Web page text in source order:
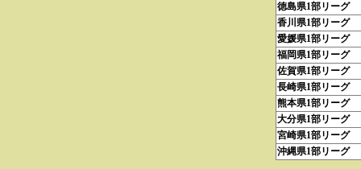
徳島県1部リーグ
香川県1部リーグ
愛媛県1部リーグ
福岡県1部リーグ
佐賀県1部リーグ
長崎県1部リーグ
熊本県1部リーグ
大分県1部リーグ
宮崎県1部リーグ
沖縄県1部リーグ